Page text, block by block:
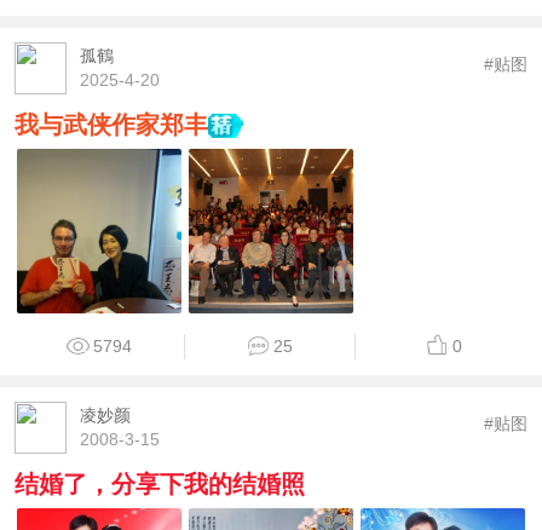
孤鶴
2025-4-20
#贴图
我与武侠作家郑丰
5794 25 0
凌妙颜
2008-3-15
#贴图
结婚了，分享下我的结婚照